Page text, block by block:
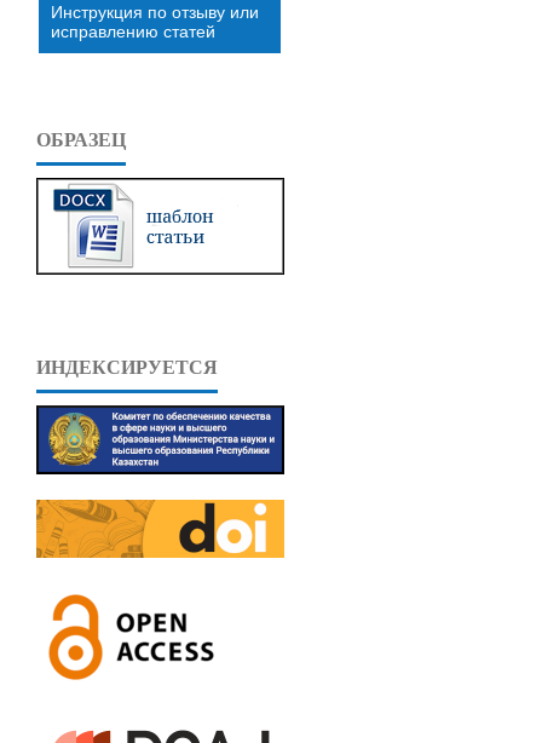
Инструкция по отзыву или
исправлению статей
ОБРАЗЕЦ
ИНДЕКСИРУЕТСЯ